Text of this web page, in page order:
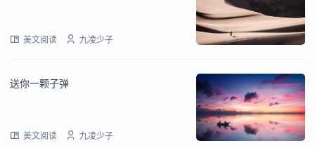
美文阅读 九凌少子
送你一颗子弹
美文阅读 九凌少子